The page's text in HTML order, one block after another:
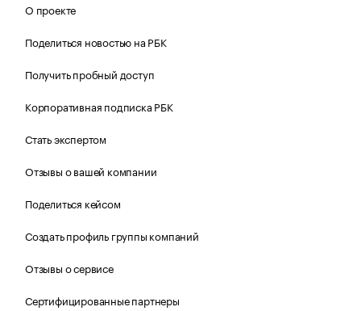
О проекте
Поделиться новостью на РБК
Получить пробный доступ
Корпоративная подписка РБК
Стать экспертом
Отзывы о вашей компании
Поделиться кейсом
Создать профиль группы компаний
Отзывы о сервисе
Сертифицированные партнеры